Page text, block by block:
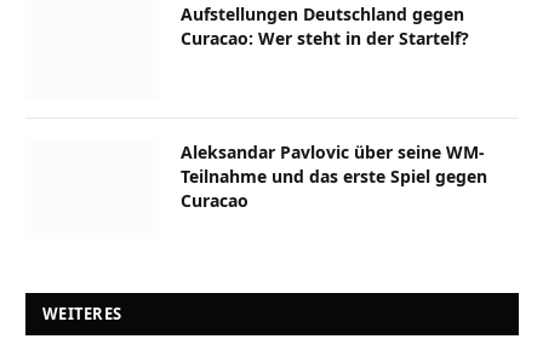
Aufstellungen Deutschland gegen
Curacao: Wer steht in der Startelf?
Aleksandar Pavlovic über seine WM-
Teilnahme und das erste Spiel gegen
Curacao
WEITERES